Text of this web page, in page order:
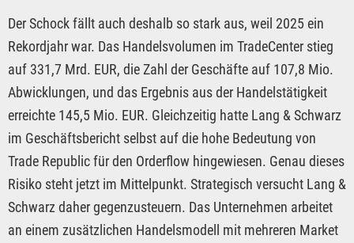
Der Schock fällt auch deshalb so stark aus, weil 2025 ein
Rekordjahr war. Das Handelsvolumen im TradeCenter stieg
auf 331,7 Mrd. EUR, die Zahl der Geschäfte auf 107,8 Mio.
Abwicklungen, und das Ergebnis aus der Handelstätigkeit
erreichte 145,5 Mio. EUR. Gleichzeitig hatte Lang & Schwarz
im Geschäftsbericht selbst auf die hohe Bedeutung von
Trade Republic für den Orderflow hingewiesen. Genau dieses
Risiko steht jetzt im Mittelpunkt. Strategisch versucht Lang &
Schwarz daher gegenzusteuern. Das Unternehmen arbeitet
an einem zusätzlichen Handelsmodell mit mehreren Market